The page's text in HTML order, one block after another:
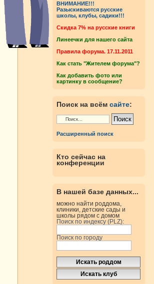
ВНИМАНИЕ!!!
Разыскиваются русские
школы, клубы, садики!!!
Cкидка 7% на русские книги
Линеечки для нашего сайта
Правила форума. 17.11.2011
Как стать "Жителем форума"?
Как добавить фото или
картинку в сообщение?
Поиск на всём сайте:
Расширенный поиск
Кто сейчас на
конференции
В нашей базе данных...
можно найти роддома,
клиники, детские сады и
школы рядом с домом
Поиск по индексу (PLZ):
Поиск по городу